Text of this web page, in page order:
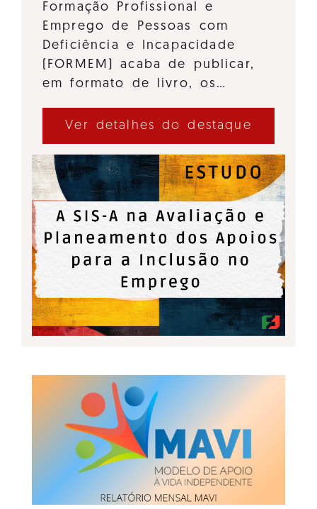
Formação Profissional e
Emprego de Pessoas com
Deficiência e Incapacidade
(FORMEM) acaba de publicar,
em formato de livro, os…
Ver detalhes do destaque